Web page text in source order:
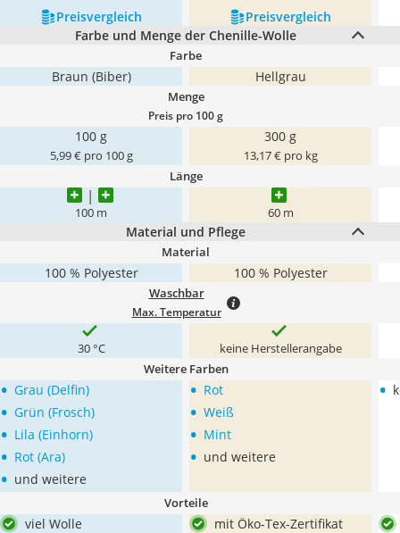
Preis­vergleich
Preis­vergleich
Farbe und Menge der Chenille-Wolle
Farbe
Braun (Biber) Hellgrau
Menge
Preis pro 100 g
100 g
5,99 € pro 100 g
300 g
13,17 € pro kg
Länge
100 m 60 m
Material und Pflege
Material
100 % Polyester 100 % Polyester
Waschbar
Max. Temperatur
30 °C keine Herstellerangabe
Weitere Farben
• Grau (Delfin)
• Grün (Frosch)
• Lila (Einhorn)
• Rot (Ara)
• und weitere
• Rot
• Weiß
• Mint
• und weitere
•
Vorteile
viel Wolle
mit Öko-Tex-Zertifikat